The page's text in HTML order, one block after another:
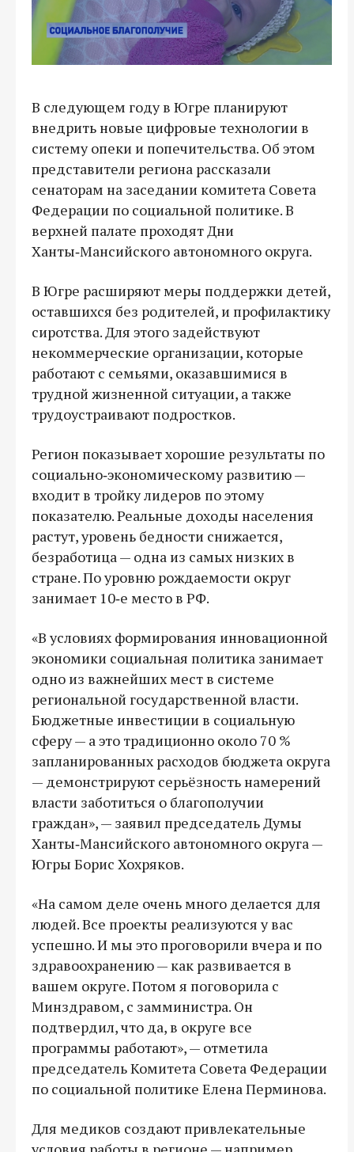
В следующем году в Югре планируют
внедрить новые цифровые технологии в
систему опеки и попечительства. Об этом
представители региона рассказали
сенаторам на заседании комитета Совета
Федерации по социальной политике. В
верхней палате проходят Дни
Ханты‑Мансийского автономного округа.
В Югре расширяют меры поддержки детей,
оставшихся без родителей, и профилактику
сиротства. Для этого задействуют
некоммерческие организации, которые
работают с семьями, оказавшимися в
трудной жизненной ситуации, а также
трудоустраивают подростков.
Регион показывает хорошие результаты по
социально‑экономическому развитию —
входит в тройку лидеров по этому
показателю. Реальные доходы населения
растут, уровень бедности снижается,
безработица — одна из самых низких в
стране. По уровню рождаемости округ
занимает 10‑е место в РФ.
«В условиях формирования инновационной
экономики социальная политика занимает
одно из важнейших мест в системе
региональной государственной власти.
Бюджетные инвестиции в социальную
сферу — а это традиционно около 70 %
запланированных расходов бюджета округа
— демонстрируют серьёзность намерений
власти заботиться о благополучии
граждан», — заявил председатель Думы
Ханты‑Мансийского автономного округа —
Югры Борис Хохряков.
«На самом деле очень много делается для
людей. Все проекты реализуются у вас
успешно. И мы это проговорили вчера и по
здравоохранению — как развивается в
вашем округе. Потом я поговорила с
Минздравом, с замминистра. Он
подтвердил, что да, в округе все
программы работают», — отметила
председатель Комитета Совета Федерации
по социальной политике Елена Перминова.
Для медиков создают привлекательные